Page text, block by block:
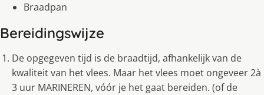
Braadpan
Bereidingswijze
De opgegeven tijd is de braadtijd, afhankelijk van de
kwaliteit van het vlees. Maar het vlees moet ongeveer 2à
3 uur MARINEREN, vóór je het gaat bereiden. (of de